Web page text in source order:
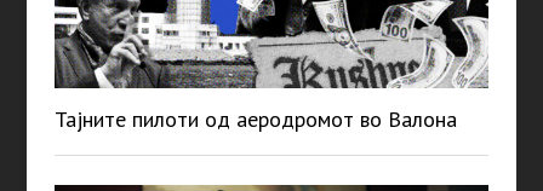
Тајните пилоти од аеродромот во Валона